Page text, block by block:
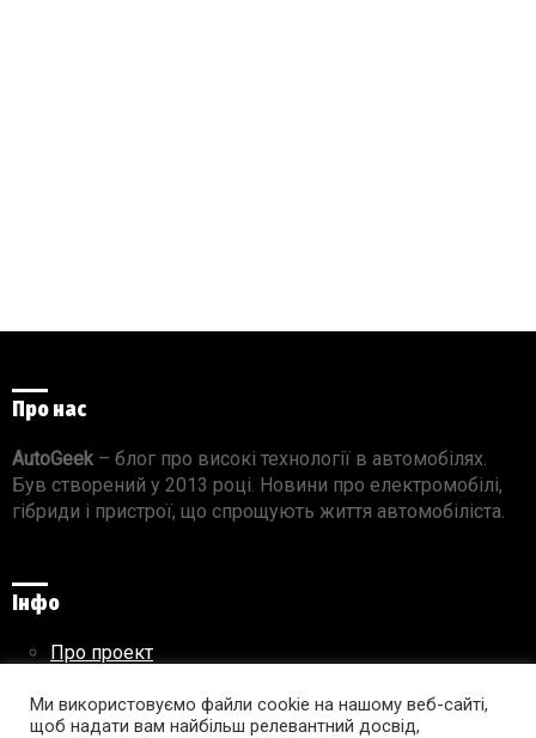
Про нас
AutoGeek– блог про високі технології в автомобілях.
Був створений у 2013 році. Новини про електромобілі,
гібриди і пристрої, що спрощують життя автомобіліста.
Інфо
Про проект
Правила використання матеріалів
Ми використовуємо файли cookie на нашому веб-сайті,
щоб надати вам найбільш релевантний досвід,